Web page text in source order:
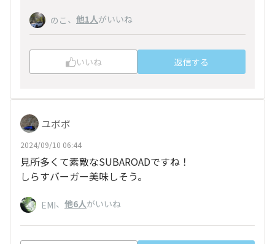
のこ 、 他1人がいいね
いいね 返信する
ユボボ
2024/09/10 06:44
見所多くて素敵なSUBAROADですね！
しらすバーガー美味しそう。
EMI、 他6人がいいね